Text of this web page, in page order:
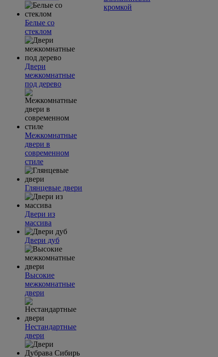
Белые со
стеклом
Двери
межкомнатные
под дерево
Межкомнатные
двери в
современном
стиле
Глянцевые двери
Двери из
массива
Двери дуб
Высокие
межкомнатные
двери
Нестандартные
двери
кромкой